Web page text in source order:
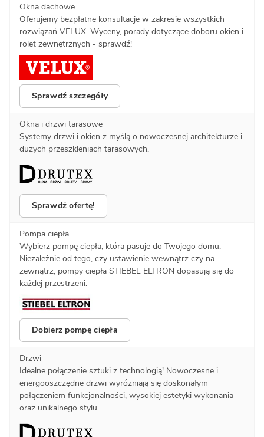
Okna dachowe
Oferujemy bezpłatne konsultacje w zakresie wszystkich
rozwiązań VELUX. Wyceny, porady dotyczące doboru okien i
rolet zewnętrznych - sprawdź!
Sprawdź szczegóły
Okna i drzwi tarasowe
Systemy drzwi i okien z myślą o nowoczesnej architekturze i
dużych przeszkleniach tarasowych.
Sprawdź ofertę!
Pompa ciepła
Wybierz pompę ciepła, która pasuje do Twojego domu.
Niezależnie od tego, czy ustawienie wewnątrz czy na
zewnątrz, pompy ciepła STIEBEL ELTRON dopasują się do
każdej przestrzeni.
Dobierz pompę ciepła
Drzwi
Idealne połączenie sztuki z technologią! Nowoczesne i
energooszczędne drzwi wyróżniają się doskonałym
połączeniem funkcjonalności, wysokiej estetyki wykonania
oraz unikalnego stylu.